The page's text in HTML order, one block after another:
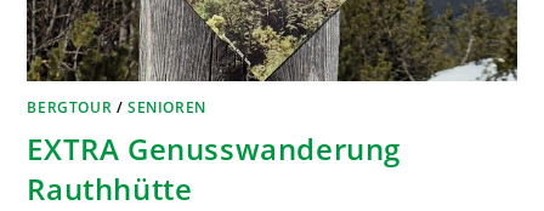
BERGTOUR /SENIOREN
EXTRA Genusswanderung
Rauthhütte